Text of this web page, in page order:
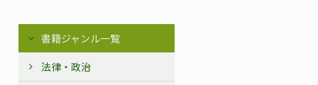
書籍ジャンル一覧
法律・政治